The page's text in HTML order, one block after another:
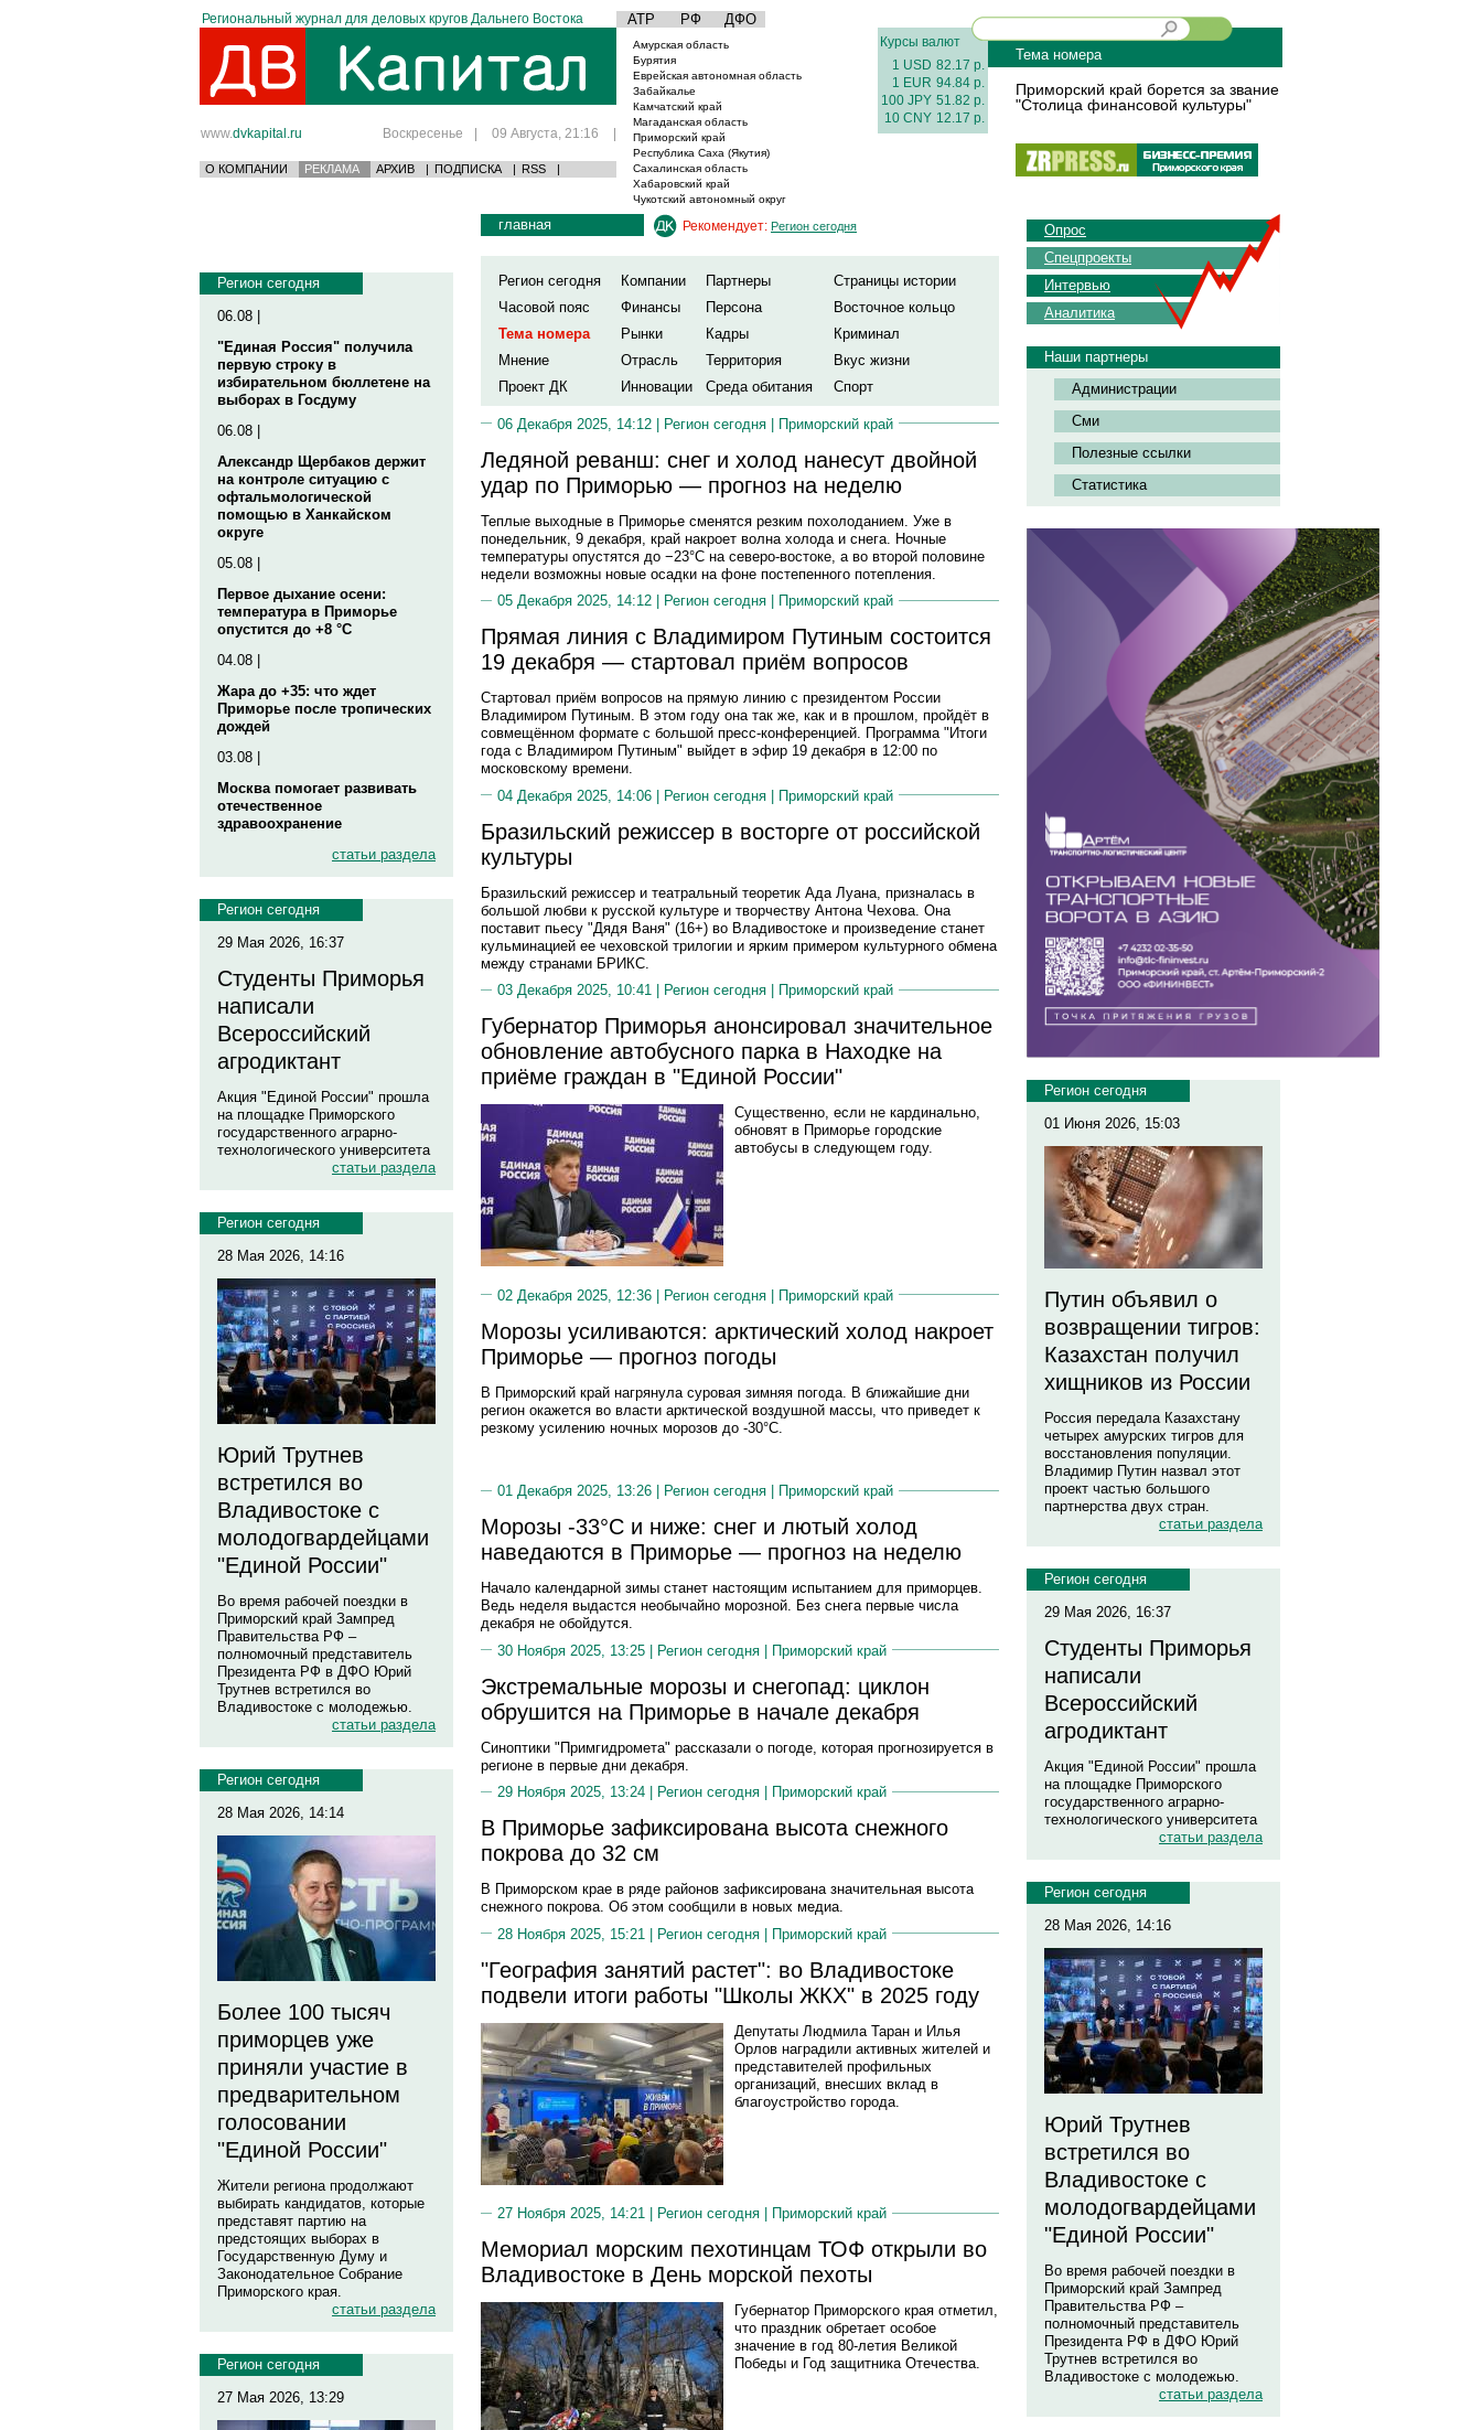
Региональный журнал для деловых кругов Дальнего Востока АТР РФ ДФО
www.dvkapital.ru Воскресенье | 09 Августа, 21:16 |
О КОМПАНИИ РЕКЛАМА АРХИВ | ПОДПИСКА | RSS |
Амурская область
Бурятия
Еврейская автономная область
Забайкалье
Камчатский край
Магаданская область
Приморский край
Республика Саха (Якутия)
Сахалинская область
Хабаровский край
Чукотский автономный округ
Курсы валют
1 USD 82.17 р.
1 EUR 94.84 р.
100 JPY 51.82 р.
10 CNY 12.17 р.
Тема номера
Приморский край борется за звание
"Столица финансовой культуры"
Регион сегодня
06.08 |
"Единая Россия" получила
первую строку в
избирательном бюллетене на
выборах в Госдуму
06.08 |
Александр Щербаков держит
на контроле ситуацию с
офтальмологической
помощью в Ханкайском
округе
05.08 |
Первое дыхание осени:
температура в Приморье
опустится до +8 °C
04.08 |
Жара до +35: что ждет
Приморье после тропических
дождей
03.08 |
Москва помогает развивать
отечественное
здравоохранение
статьи раздела
Регион сегодня
29 Мая 2026, 16:37
Студенты Приморья
написали
Всероссийский
агродиктант
Акция "Единой России" прошла
на площадке Приморского
государственного аграрно-
технологического университета
статьи раздела
Регион сегодня
28 Мая 2026, 14:16
Юрий Трутнев
встретился во
Владивостоке с
молодогвардейцами
"Единой России"
Во время рабочей поездки в
Приморский край Зампред
Правительства РФ –
полномочный представитель
Президента РФ в ДФО Юрий
Трутнев встретился во
Владивостоке с молодежью.
статьи раздела
Регион сегодня
28 Мая 2026, 14:14
Более 100 тысяч
приморцев уже
приняли участие в
предварительном
голосовании
"Единой России"
Жители региона продолжают
выбирать кандидатов, которые
представят партию на
предстоящих выборах в
Государственную Думу и
Законодательное Собрание
Приморского края.
статьи раздела
Регион сегодня
27 Мая 2026, 13:29
главная Рекомендует: Регион сегодня
Регион сегодня Компании Партнеры
Страницы истории
Часовой пояс
Финансы Персона
Восточное кольцо
Тема номера
Рынки Кадры
Криминал
Мнение
Отрасль Территория
Вкус жизни
Проект ДК
Инновации Среда обитания Спорт
06 Декабря 2025, 14:12 | Регион сегодня | Приморский край
Ледяной реванш: снег и холод нанесут двойной
удар по Приморью — прогноз на неделю
Теплые выходные в Приморье сменятся резким похолоданием. Уже в
понедельник, 9 декабря, край накроет волна холода и снега. Ночные
температуры опустятся до −23°C на северо-востоке, а во второй половине
недели возможны новые осадки на фоне постепенного потепления.
05 Декабря 2025, 14:12 |
Регион сегодня Приморский край
Прямая линия с Владимиром Путиным состоится
19 декабря — стартовал приём вопросов
Стартовал приём вопросов на прямую линию с президентом России
Владимиром Путиным. В этом году она так же, как и в прошлом, пройдёт в
совмещённом формате с большой пресс-конференцией. Программа "Итоги
года с Владимиром Путиным" выйдет в эфир 19 декабря в 12:00 по
московскому времени.
04 Декабря 2025, 14:06 | Регион сегодня | Приморский край
Бразильский режиссер в восторге от российской
культуры
Бразильский режиссер и театральный теоретик Ада Луана, призналась в
большой любви к русской культуре и творчеству Антона Чехова. Она
поставит пьесу "Дядя Ваня" (16+) во Владивостоке и произведение станет
кульминацией ее чеховской трилогии и ярким примером культурного обмена
между странами БРИКС.
03 Декабря 2025, 10:41 |
Регион сегодня Приморский край
Губернатор Приморья анонсировал значительное
обновление автобусного парка в Находке на
приёме граждан в "Единой России"
Существенно, если не кардинально,
обновят в Приморье городские
автобусы в следующем году.
02 Декабря 2025, 12:36 | Регион сегодня | Приморский край
Морозы усиливаются: арктический холод накроет
Приморье — прогноз погоды
В Приморский край нагрянула суровая зимняя погода. В ближайшие дни
регион окажется во власти арктической воздушной массы, что приведет к
резкому усилению ночных морозов до -30°C.
01 Декабря 2025, 13:26 | Регион сегодня Приморский край
Морозы -33°C и ниже: снег и лютый холод
наведаются в Приморье — прогноз на неделю
Начало календарной зимы станет настоящим испытанием для приморцев.
Ведь неделя выдастся необычайно морозной. Без снега первые числа
декабря не обойдутся.
30 Ноября 2025, 13:25 | Регион сегодня | Приморский край
Экстремальные морозы и снегопад: циклон
обрушится на Приморье в начале декабря
Синоптики "Примгидромета" рассказали о погоде, которая прогнозируется в
регионе в первые дни декабря.
29 Ноября 2025, 13:24 |
Регион сегодня Приморский край
В Приморье зафиксирована высота снежного
покрова до 32 см
В Приморском крае в ряде районов зафиксирована значительная высота
снежного покрова. Об этом сообщили в новых медиа.
28 Ноября 2025, 15:21 | Регион сегодня | Приморский край
"География занятий растет": во Владивостоке
подвели итоги работы "Школы ЖКХ" в 2025 году
Депутаты Людмила Таран и Илья
Орлов наградили активных жителей и
представителей профильных
организаций, внесших вклад в
благоустройство города.
27 Ноября 2025, 14:21 | Регион сегодня Приморский край
Мемориал морским пехотинцам ТОФ открыли во
Владивостоке в День морской пехоты
Губернатор Приморского края отметил,
что праздник обретает особое
значение в год 80-летия Великой
Победы и Год защитника Отечества.
Опрос
Спецпроекты
Интервью
Аналитика
Наши партнеры
Администрации
Сми
Полезные ссылки
Статистика
Регион сегодня
01 Июня 2026, 15:03
Путин объявил о
возвращении тигров:
Казахстан получил
хищников из России
Россия передала Казахстану
четырех амурских тигров для
восстановления популяции.
Владимир Путин назвал этот
проект частью большого
партнерства двух стран.
статьи раздела
Регион сегодня
29 Мая 2026, 16:37
Студенты Приморья
написали
Всероссийский
агродиктант
Акция "Единой России" прошла
на площадке Приморского
государственного аграрно-
технологического университета
статьи раздела
Регион сегодня
28 Мая 2026, 14:16
Юрий Трутнев
встретился во
Владивостоке с
молодогвардейцами
"Единой России"
Во время рабочей поездки в
Приморский край Зампред
Правительства РФ –
полномочный представитель
Президента РФ в ДФО Юрий
Трутнев встретился во
Владивостоке с молодежью.
статьи раздела